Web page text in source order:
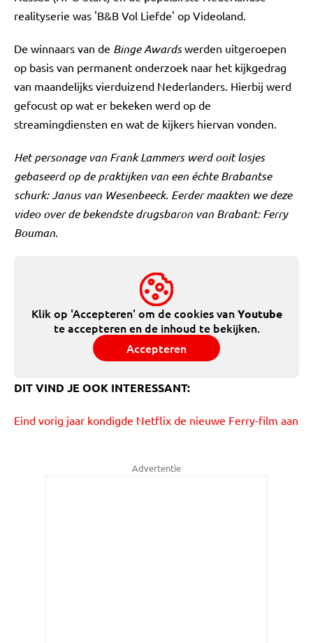
realityserie was 'B&B Vol Liefde' op Videoland.
De winnaars van de Binge Awardswerden uitgeroepen
op basis van permanent onderzoek naar het kijkgedrag
van maandelijks vierduizend Nederlanders. Hierbij werd
gefocust op wat er bekeken werd op de
streamingdiensten en wat de kijkers hiervan vonden.
Het personage van Frank Lammers werd ooit losjes
gebaseerd op de praktijken van een échte Brabantse
schurk: Janus van Wesenbeeck. Eerder maakten we deze
video over de bekendste drugsbaron van Brabant: Ferry
Bouman.
Klik op 'Accepteren' om de cookies vanYoutube
te accepteren en de inhoud te bekijken.
Accepteren
DIT VIND JE OOK INTERESSANT:
Eind vorig jaar kondigde Netflix de nieuwe Ferry-film aan
Advertentie